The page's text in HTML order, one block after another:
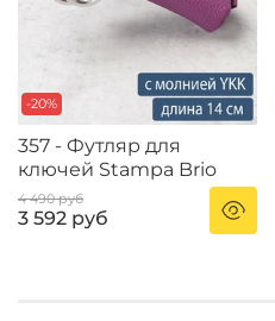
-20%
357 - Футляр для
ключей Stampa Brio
4 490 руб
3 592 руб